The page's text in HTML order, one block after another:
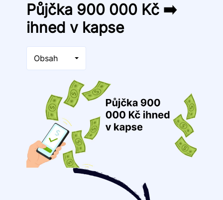
Půjčka 900 000 Kč ➡️
ihned v kapse
Obsah